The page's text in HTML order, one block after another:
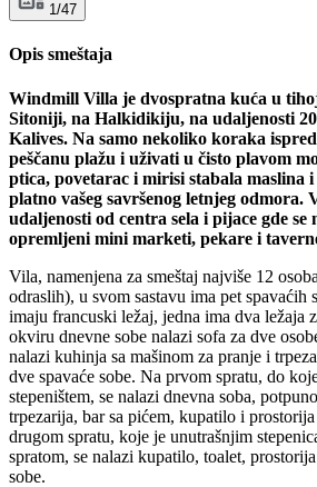
1/47
Opis smeštaja
Windmill Villa je dvospratna kuća u
Sitoniji, na Halkidikiju, na udaljenosti
Kalives. Na samo nekoliko koraka
peščanu plažu i uživati u čisto plavom
ptica, povetarac i mirisi stabala maslina i
platno vašeg savršenog letnjeg odmora.
udaljenosti od centra sela i pijace gde se
opremljeni mini marketi, pekare i
Vila, namenjena za smeštaj najviše 12
odraslih), u svom sastavu ima pet spavaćih
imaju francuski ležaj, jedna ima dva ležaja
okviru dnevne sobe nalazi sofa za dve
nalazi kuhinja sa mašinom za pranje i
dve spavaće sobe. Na prvom spratu, do
stepeništem, se nalazi dnevna soba,
trpezarija, bar sa pićem, kupatilo i
drugom spratu, koje je unutrašnjim
spratom, se nalazi kupatilo, toalet,
sobe.